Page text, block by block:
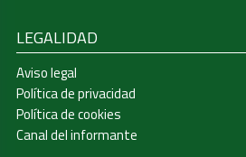
LEGALIDAD
Aviso legal
Política de privacidad
Política de cookies
Canal del informante